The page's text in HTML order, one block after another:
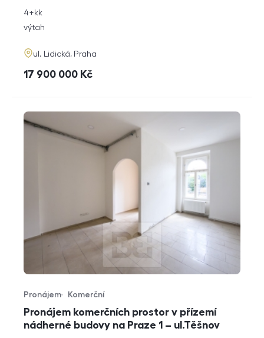
rozměry
dispozice
4+kk
funkce
výtah
adresa
ul. Lidická, Praha
cena
17 900 000 Kč
Pronájem komerčních prostor v přízemí
nádherné budovy na Praze 1 – ul.Těšnov
Typ nabídky
Pronájem
Typ nemovitosti
Komerční